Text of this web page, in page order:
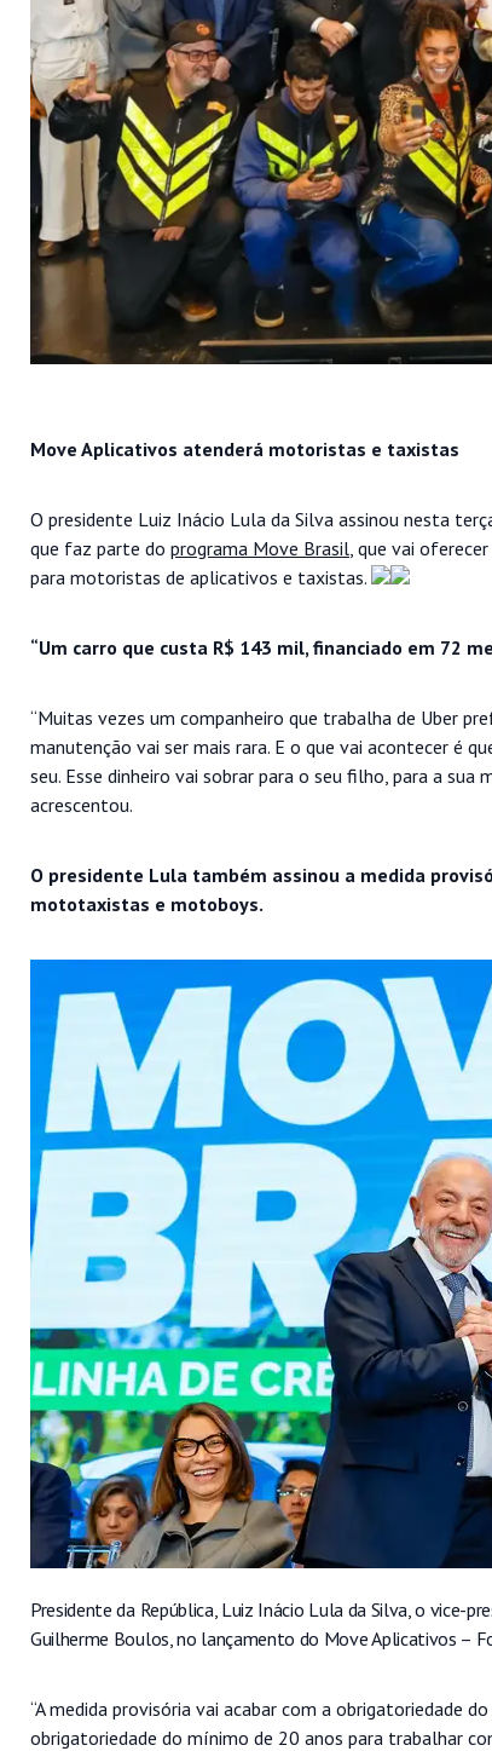
Move Aplicativos atenderá motoristas e taxistas
O presidente Luiz Inácio Lula da Silva assinou nesta
que faz parte do programa Move Brasil , que vai
para motoristas de aplicativos e taxistas.
“Um carro que custa R$ 143 mil, financiado em 72
“Muitas vezes um companheiro que trabalha de Uber
manutenção vai ser mais rara. E o que vai acontecer é
seu. Esse dinheiro vai sobrar para o seu filho, para a
acrescentou.
O presidente Lula também assinou a medida
mototaxistas e motoboys.
Presidente da República, Luiz Inácio Lula da Silva, o vice-
Guilherme Boulos, no lançamento do Move Aplicativos –
“A medida provisória vai acabar com a obrigatoriedade
obrigatoriedade do mínimo de 20 anos para trabalhar